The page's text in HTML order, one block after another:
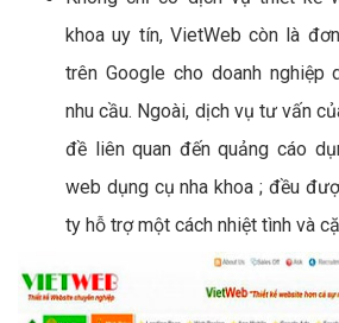
khoa uy tín, VietWeb còn là
trên Google cho doanh nghiệp
nhu cầu. Ngoài, dịch vụ tư vấn
đề liên quan đến quảng cáo
web dụng cụ nha khoa ; đều
ty hỗ trợ một cách nhiệt tình và